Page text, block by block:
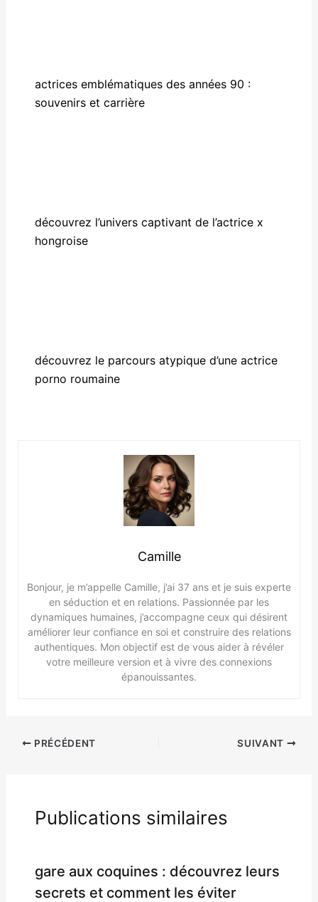
actrices emblématiques des années 90 :
souvenirs et carrière
découvrez l’univers captivant de l’actrice x
hongroise
découvrez le parcours atypique d’une actrice
porno roumaine
Camille
Bonjour, je m’appelle Camille, j’ai 37 ans et je suis experte
en séduction et en relations. Passionnée par les
dynamiques humaines, j’accompagne ceux qui désirent
améliorer leur confiance en soi et construire des relations
authentiques. Mon objectif est de vous aider à révéler
votre meilleure version et à vivre des connexions
épanouissantes.
PRÉCÉDENT SUIVANT
Publications similaires
gare aux coquines : découvrez leurs
secrets et comment les éviter